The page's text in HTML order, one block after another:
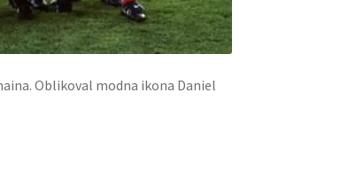
Oblikoval modna ikona Daniel